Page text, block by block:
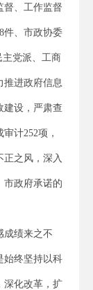
督、工作监督
件、市政协委
主党派、工商
推进政府信息
建设，严肃查
计252项，
正之风，深入
市政府承诺的
成绩来之不
始终坚持以科
深化改革，扩